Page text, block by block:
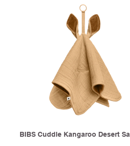
BIBS Cuddle Kangaroo Desert